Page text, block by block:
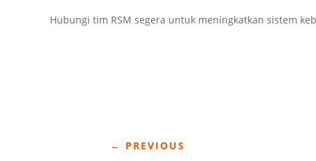
Hubungi tim RSM segera untuk meningkatkan sistem
← PREVIOUS